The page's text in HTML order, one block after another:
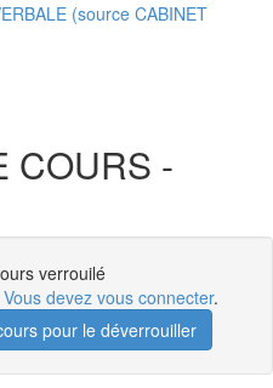
(source CABINET
COURS -
verrouilé
Vous devez vous connecter.
pour le déverrouiller